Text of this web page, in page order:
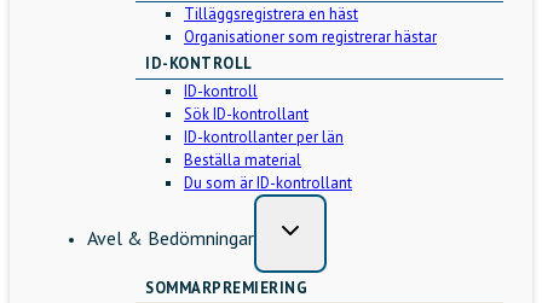
Tilläggsregistrera en häst
Organisationer som registrerar hästar
ID-KONTROLL
ID-kontroll
Sök ID-kontrollant
ID-kontrollanter per län
Beställa material
Du som är ID-kontrollant
Avel & Bedömningar
SOMMARPREMIERING